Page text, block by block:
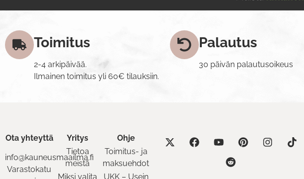
Toimitus
2-4 arkipäivää.
Ilmainen toimitus yli 60€ tilauksiin.
Palautus
30 päivän palautusoikeus
Ota yhteyttä
info@kauneusmaailma.fi
Varastokatu
Yritys
Tietoa
meistä
Miksi valita
Ohje
Toimitus- ja
maksuehdot
UKK – Usein